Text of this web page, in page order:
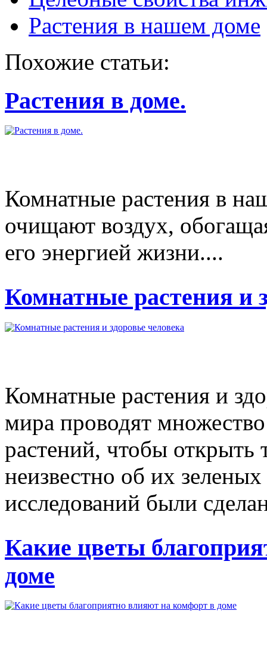
Растения в нашем доме
Похожие статьи:
Растения в доме.
Комнатные растения в
очищают воздух,
его энергией жизни....
Комнатные растения и
Комнатные растения и
мира проводят
растений, чтобы открыть
неизвестно об их
исследований были
Какие цветы
доме